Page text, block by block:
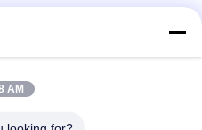
สีดําอะลูมิเนียมกระเป๋าเย็นกับ
ลูมิเนียม Enclosure พลังงาน
AM